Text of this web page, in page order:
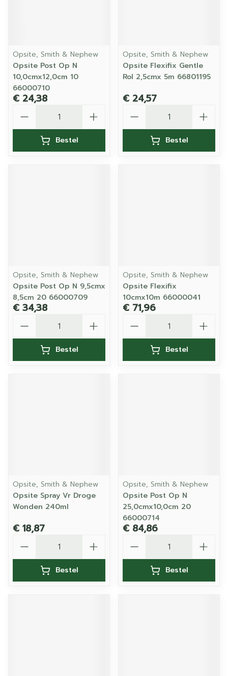
Opsite, Smith & Nephew
Opsite Post Op N
10,0cmx12,0cm 10
66000710
€ 24,38
Bestel
Opsite, Smith & Nephew
Opsite Flexifix Gentle
Rol 2,5cmx 5m 66801195
€ 24,57
Bestel
Opsite, Smith & Nephew
Opsite Post Op N 9,5cmx
8,5cm 20 66000709
€ 34,38
Bestel
Opsite, Smith & Nephew
Opsite Flexifix
10cmx10m 66000041
€ 71,96
Bestel
Opsite, Smith & Nephew
Opsite Spray Vr Droge
Wonden 240ml
€ 18,87
Bestel
Opsite, Smith & Nephew
Opsite Post Op N
25,0cmx10,0cm 20
66000714
€ 84,86
Bestel